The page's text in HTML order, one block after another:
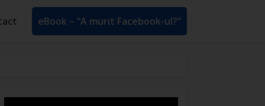
eBook – ”A murit Facebook-ul?”